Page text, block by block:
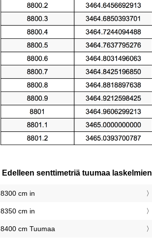
Edelleen senttimetriä tuumaa laskelmien
8300 cm in
8350 cm in
8400 cm Tuumaa